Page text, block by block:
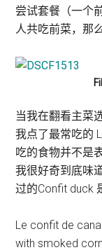
尝试套餐（一个
人共吃前菜，那
当我在翻看主菜
我点了最常吃的
吃的食物并不是
我很好奇到底味
过的Confit duck
Le confit de
with smoked